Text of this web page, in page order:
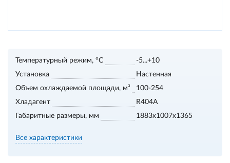
Температурный режим, °С
-5...+10
Установка
Настенная
Объем охлаждаемой площади, м³
100-254
Хладагент
R404A
Габаритные размеры, мм
1883х1007х1365
Все характеристики